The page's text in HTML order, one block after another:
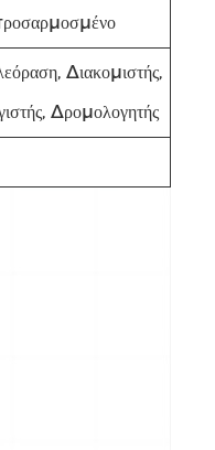
Διακομιστής,
Δρομολογητής